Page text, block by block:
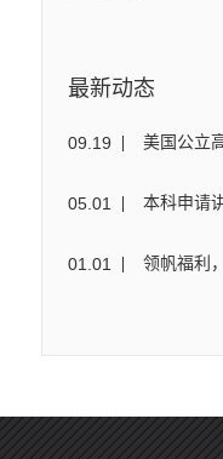
最新动态
09 19 美国公立
05 01 本科申请
01 01 领帆福利